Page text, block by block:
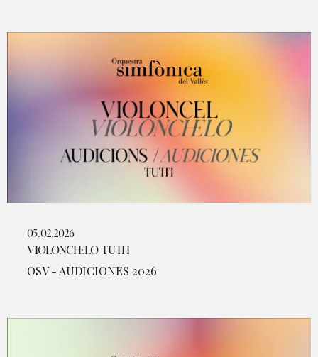
05.02.2026
VIOLONCHELO TUTTI
OSV - AUDICIONES 2026